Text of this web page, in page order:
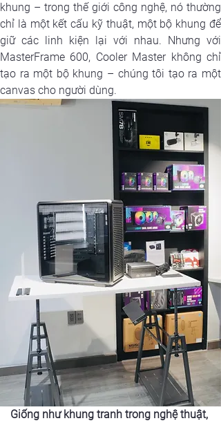
khung – trong thế giới công nghệ, nó thường
chỉ là một kết cấu kỹ thuật, một bộ khung để
giữ các linh kiện lại với nhau. Nhưng với
MasterFrame 600, Cooler Master không chỉ
tạo ra một bộ khung – chúng tôi tạo ra một
canvas cho người dùng.
Giống như khung tranh trong nghệ thuật,